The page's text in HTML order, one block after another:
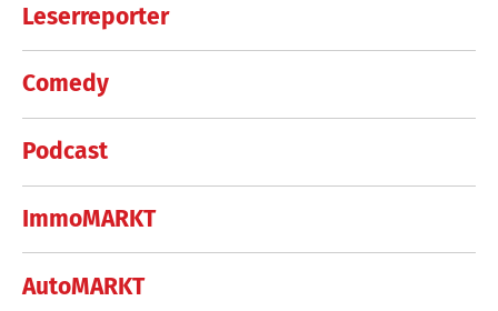
Leserreporter
Comedy
Podcast
ImmoMARKT
AutoMARKT